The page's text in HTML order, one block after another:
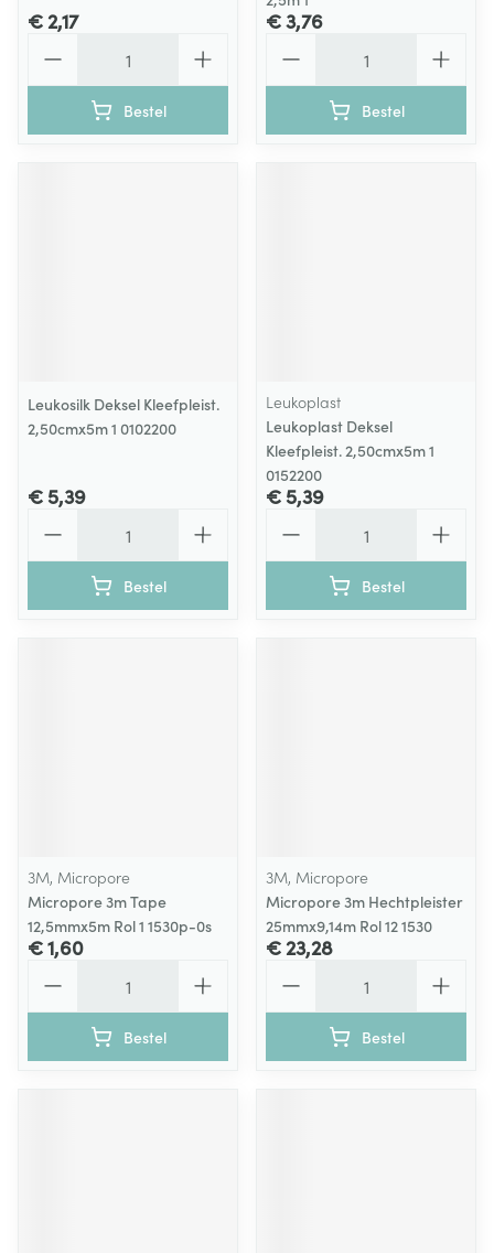
€ 2,17
Bestel
€ 3,76
Bestel
Leukosilk Deksel Kleefpleist.
2,50cmx5m 1 0102200
€ 5,39
Bestel
Leukoplast
Leukoplast Deksel
Kleefpleist. 2,50cmx5m 1
0152200
€ 5,39
Bestel
3M, Micropore
Micropore 3m Tape
12,5mmx5m Rol 1 1530p-0s
€ 1,60
Bestel
3M, Micropore
Micropore 3m Hechtpleister
25mmx9,14m Rol 12 1530
€ 23,28
Bestel